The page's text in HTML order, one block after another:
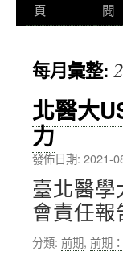
至
要
內
容
頁
閱
每月彙整:
北醫大
力
發佈日期: 2021-
臺北醫學
會責任
分類: 前期, 前期